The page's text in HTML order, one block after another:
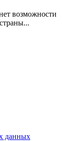
возможности
данных